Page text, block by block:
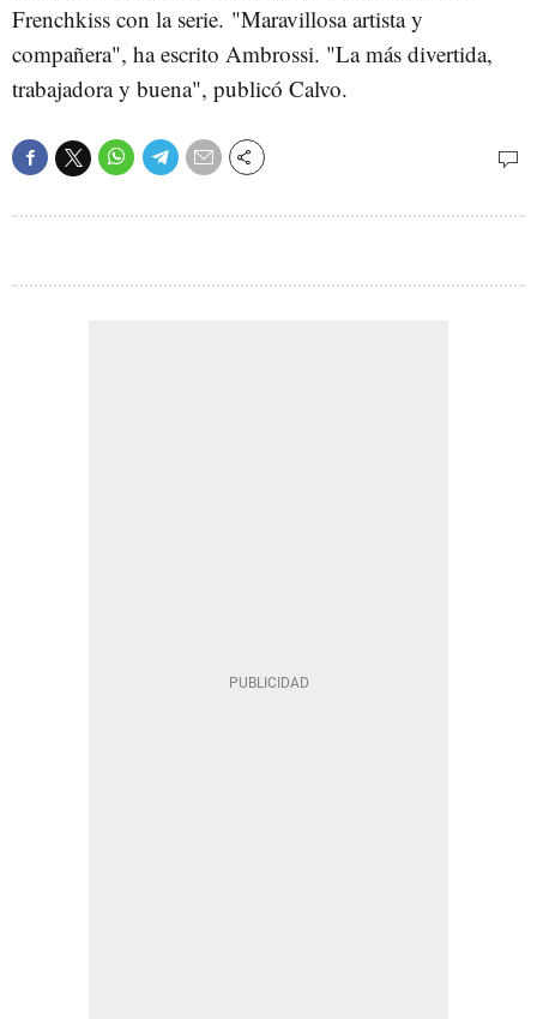
Frenchkiss con la serie. "Maravillosa artista y
compañera", ha escrito Ambrossi. "La más divertida,
trabajadora y buena", publicó Calvo.